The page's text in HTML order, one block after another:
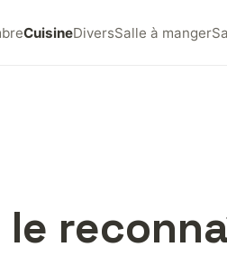
CuisineDiversSalle à manger